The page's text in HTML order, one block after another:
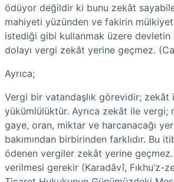
ödüyor değildir ki bunu zekât
mahiyeti yüzünden ve fakirin
istediği gibi kullanmak üzere devletin
dolayı vergi zekât yerine geçmez.
Ayrıca;
Vergi bir vatandaşlık görevidir; zekât
yükümlülüktür. Ayrıca zekât ile vergi;
gaye, oran, miktar ve harcanacağı
bakımından birbirinden farklıdır. Bu
ödenen vergiler zekât yerine geçmez.
verilmesi gerekir (Karadâvî, Fıkhu’z-